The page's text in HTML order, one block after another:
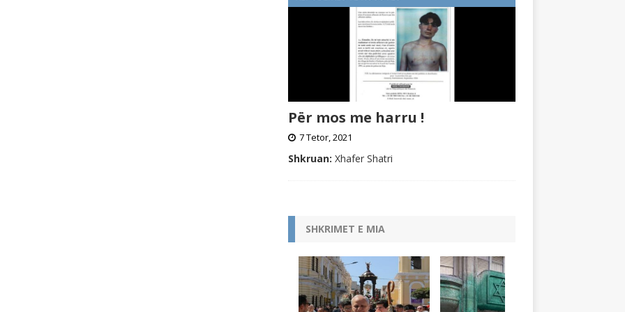
Për mos me harru !
7 Tetor, 2021
Shkruan: Xhafer Shatri
SHKRIMET E MIA